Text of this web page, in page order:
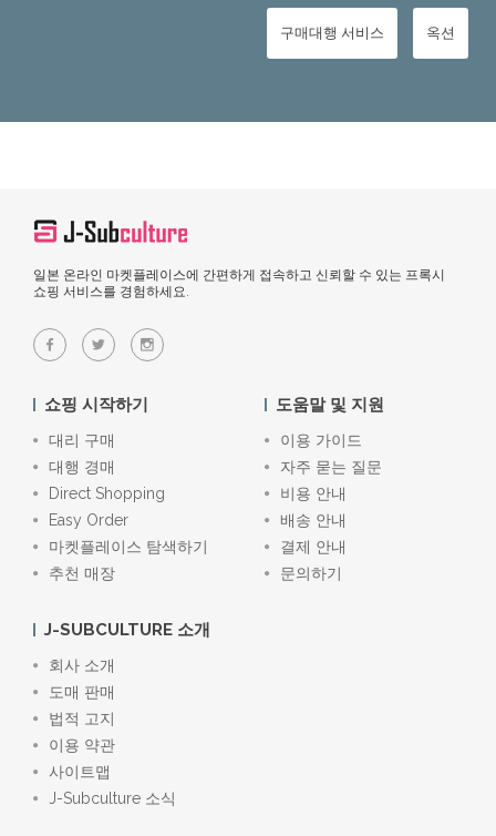
구매대행 서비스 옥션
일본 온라인 마켓플레이스에 간편하게 접속하고 신뢰할 수 있는 프록시
쇼핑 서비스를 경험하세요.
쇼핑 시작하기
대리 구매
대행 경매
Direct Shopping
Easy Order
마켓플레이스 탐색하기
추천 매장
도움말 및 지원
이용 가이드
자주 묻는 질문
비용 안내
배송 안내
결제 안내
문의하기
J-SUBCULTURE 소개
회사 소개
도매 판매
법적 고지
이용 약관
사이트맵
J-Subculture 소식